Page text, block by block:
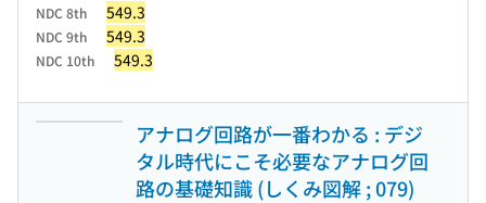
NDC 8th 549.3
NDC 9th 549.3
NDC 10th 549.3
アナログ回路が一番わかる : デジ
タル時代にこそ必要なアナログ回
路の基礎知識 (しくみ図解 ; 079)